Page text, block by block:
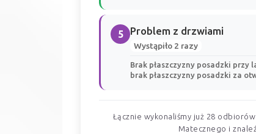
5 Problem z drzwiami
Wystąpiło 2 razy
Brak płaszczyzny posadzki przy
brak płaszczyzny posadzki za
Łącznie wykonaliśmy już 28
Matecznego i